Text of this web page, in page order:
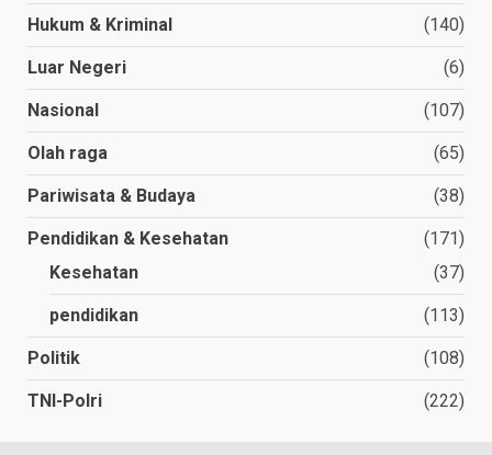
Hukum & Kriminal (140)
Luar Negeri (6)
Nasional (107)
Olah raga (65)
Pariwisata & Budaya (38)
Pendidikan & Kesehatan
(171)
Kesehatan
(37)
pendidikan (113)
Politik (108)
TNI-Polri (222)